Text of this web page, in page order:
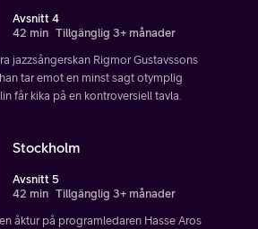
Avsnitt 4
42 min Tillgänglig 3+ månader
jazzsångerskan Rigmor Gustavssons
tar emot en minst sagt otymplig
får kika på en kontroversiell tavla.
Stockholm
Avsnitt 5
42 min Tillgänglig 3+ månader
åktur på programledaren Hasse Aros